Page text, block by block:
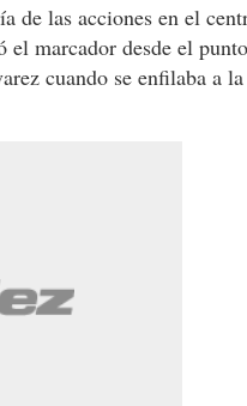
las acciones en el
marcador desde el
cuando se enfilaba a